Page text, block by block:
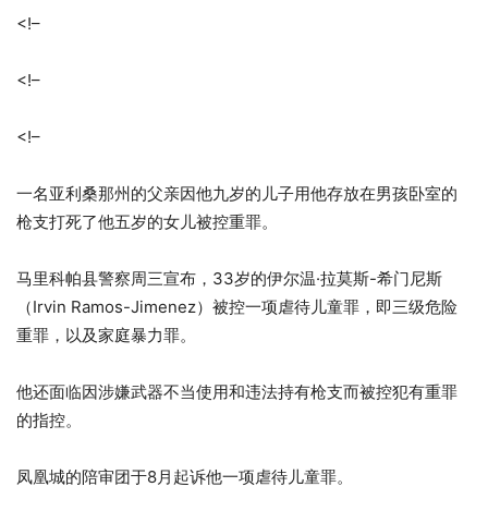
<!–
<!–
<!–
一名亚利桑那州的父亲因他九岁的儿子用他存放在男孩卧室的
枪支打死了他五岁的女儿被控重罪。
马里科帕县警察周三宣布，33岁的伊尔温·拉莫斯-希门尼斯
（Irvin Ramos-Jimenez）被控一项虐待儿童罪，即三级危险
重罪，以及家庭暴力罪。
他还面临因涉嫌武器不当使用和违法持有枪支而被控犯有重罪
的指控。
凤凰城的陪审团于8月起诉他一项虐待儿童罪。